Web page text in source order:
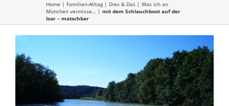
Home | Familien-Alltag| Dies & Das | Was ich an
München vermisse… | mit dem Schlauchboot auf der
Isar – matschbar